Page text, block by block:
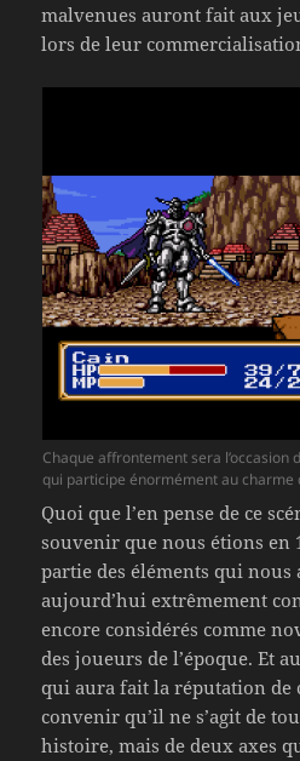
malvenues auront fait aux
lors de leur
Chaque affrontement sera l’occasion
qui participe énormément au charme
Quoi que l’en pense de ce
souvenir que nous étions en
partie des éléments qui nous
aujourd’hui extrêmement
encore considérés comme
des joueurs de l’époque. Et
qui aura fait la réputation de
convenir qu’il ne s’agit de
histoire, mais de deux axes